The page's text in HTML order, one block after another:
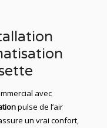
avec
pulse de l’air
un vrai confort,